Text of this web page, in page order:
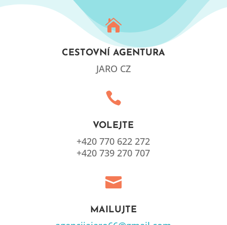

CESTOVNÍ AGENTURA
JARO CZ

VOLEJTE
+420 770 622 272
+420 739 270 707

MAILUJTE